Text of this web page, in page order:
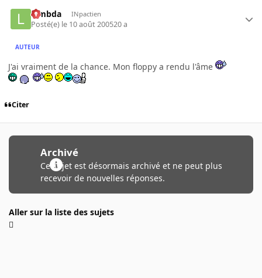
lambda INpactien
Posté(e) le 10 août 200520 a
AUTEUR
J'ai vraiment de la chance. Mon floppy a rendu l'âme
Citer
Archivé
Ce sujet est désormais archivé et ne peut plus
recevoir de nouvelles réponses.
Aller sur la liste des sujets